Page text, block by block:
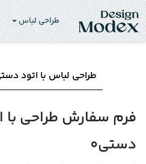
طراحی لباس
طراحی لباس با اتود
فرم سفارش طراحی با
دستی0